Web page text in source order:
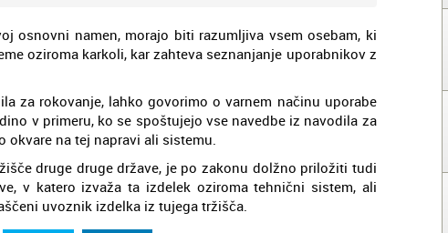
osnovni namen, morajo biti razumljiva vsem osebam, ki
oziroma karkoli, kar zahteva seznanjanje uporabnikov z
za rokovanje, lahko govorimo o varnem načinu uporabe
v primeru, ko se spoštujejo vse navedbe iz navodila za
okvare na tej napravi ali sistemu.
druge druge države, je po zakonu dolžno priložiti tudi
v katero izvaža ta izdelek oziroma tehnični sistem, ali
uvoznik izdelka iz tujega tržišča.